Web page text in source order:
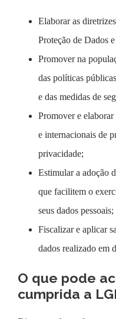
Elaborar as
Proteção de Dados
Promover na
das políticas
e das medidas de
Promover e elaborar
e internacionais de
privacidade;
Estimular a adoção
que facilitem o
seus dados pessoais;
Fiscalizar e aplicar
dados realizado em
O que pode
cumprida a